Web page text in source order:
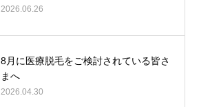
2026.06.26
8月に医療脱毛をご検討されている皆さ
まへ
2026.04.30